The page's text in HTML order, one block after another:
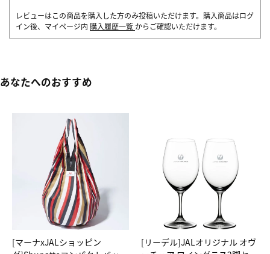
レビューはこの商品を購入した方のみ投稿いただけます。購入商品はログ
イン後、マイページ内 購入履歴一覧 からご確認いただけます。
あなたへのおすすめ
[マーナxJALショッピン
[リーデル]JALオリジナル オヴ